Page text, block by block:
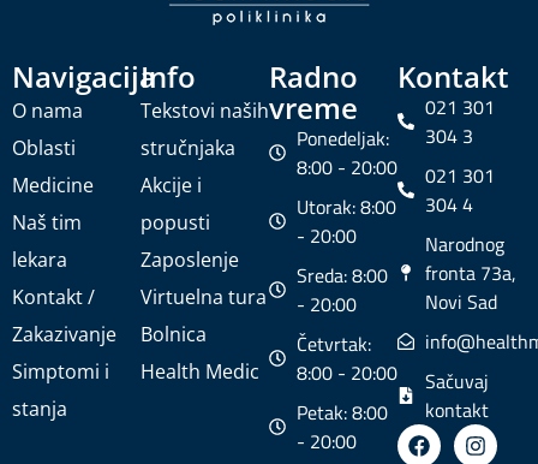
Navigacija
O nama
Oblasti
Medicine
Naš tim
lekara
Kontakt /
Zakazivanje
Simptomi i
stanja
Info
Tekstovi naših
stručnjaka
Akcije i
popusti
Zaposlenje
Virtuelna tura
Bolnica
Health Medic
Radno
vreme
Ponedeljak:
8:00 - 20:00
Utorak: 8:00
- 20:00
Sreda: 8:00
- 20:00
Četvrtak:
8:00 - 20:00
Petak: 8:00
- 20:00
Kontakt
021 301
304 3
021 301
304 4
Narodnog
fronta 73a,
Novi Sad
Sačuvaj
kontakt